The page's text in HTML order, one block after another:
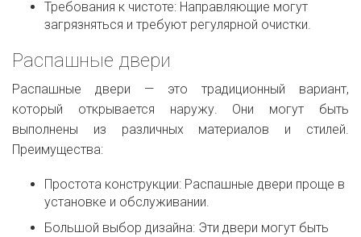
Требования к чистоте: Направляющие могут
загрязняться и требуют регулярной очистки.
Распашные двери
Распашные двери — это традиционный вариант,
который открывается наружу. Они могут быть
выполнены из различных материалов и стилей.
Преимущества:
Простота конструкции: Распашные двери проще в
установке и обслуживании.
Большой выбор дизайна: Эти двери могут быть